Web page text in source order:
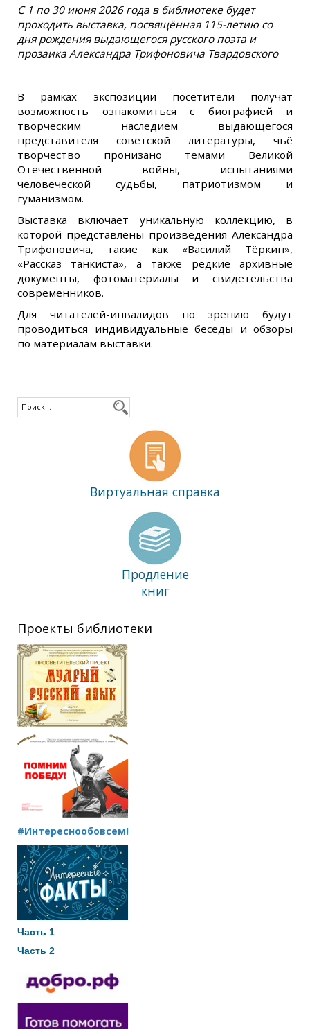
С 1 по 30 июня 2026 года в библиотеке будет
проходить выставка, посвящённая 115-летию со
дня рождения выдающегося русского поэта и
прозаика Александра Трифоновича Твардовского
В рамках экспозиции посетители получат
возможность ознакомиться с биографией и
творческим наследием выдающегося
представителя советской литературы, чьё
творчество пронизано темами Великой
Отечественной войны, испытаниями
человеческой судьбы, патриотизмом и
гуманизмом.
Выставка включает уникальную коллекцию, в
которой представлены произведения Александра
Трифоновича, такие как «Василий Тёркин»,
«Рассказ танкиста», а также редкие архивные
документы, фотоматериалы и свидетельства
современников.
Для читателей-инвалидов по зрению будут
проводиться индивидуальные беседы и обзоры
по материалам выставки.
Виртуальная справка
Продление
книг
Проекты библиотеки
#Интереснообовсем!
Часть 1
Часть 2